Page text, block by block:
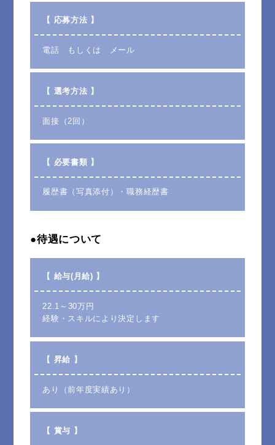
【 応募方法 】
電話 もしくは メール
【 選考方法 】
面接（2回）
【 必要書類 】
履歴書（写真添付）・職務経歴書
●待遇について
【 給与(月給) 】
22.1～30万円
経験・スキルにより決定します
【 昇給 】
あり（前年度実績あり）
【 賞与 】